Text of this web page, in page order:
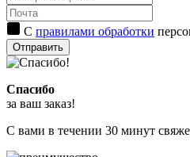
С правилами обработки
Отправить
Спасибо
за ваш заказ!
С вами в течении 30 минут